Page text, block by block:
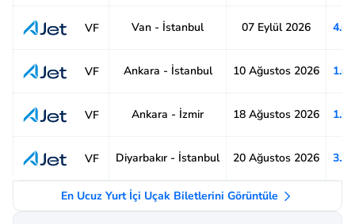
VF Van - İstanbul 07 Eylül 2026
VF Ankara - İstanbul 10 Ağustos 2026
VF Ankara - İzmir 18 Ağustos 2026
VF Diyarbakır - İstanbul 20 Ağustos 2026
En Ucuz Yurt İçi Uçak Biletlerini Görüntüle